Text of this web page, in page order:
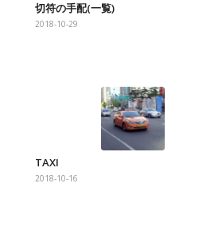
切符の手配(一覧)
2018-10-29
TAXI
2018-10-16